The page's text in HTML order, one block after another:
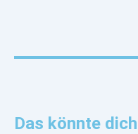
Das könnte